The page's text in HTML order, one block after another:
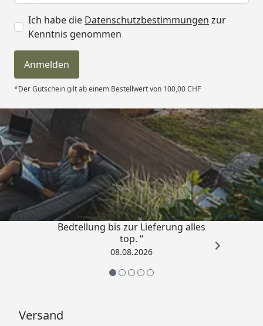
Ich habe die Datenschutzbestimmungen zur
Kenntnis genommen
Anmelden
*Der Gutschein gilt ab einem Bestellwert von 100,00 CHF
Trusted Shops
4,81/ 5
„Von der Beschreigung über die
Bedtellung bis zur Lieferung alles
top. “
08.08.2026
Versand